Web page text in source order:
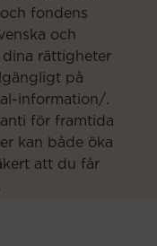
fondens
och
dina rättigheter
på
information/.
för framtida
kan både öka
att du får